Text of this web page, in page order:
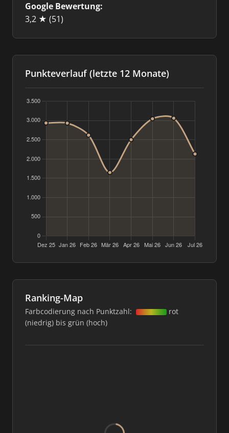
Google Bewertung:
3,2 ★ (51)
Punkteverlauf (letzte 12 Monate)
Ranking-Map
Farbcodierung nach Punktzahl:
rot
(niedrig) bis grün (hoch)